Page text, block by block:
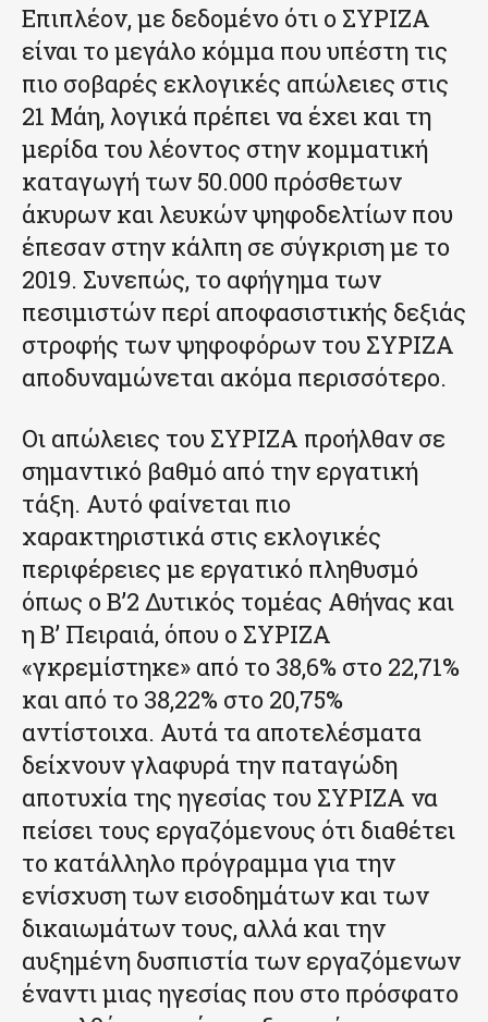
Επιπλέον, με δεδομένο ότι ο ΣΥΡΙΖΑ
είναι το μεγάλο κόμμα που υπέστη τις
πιο σοβαρές εκλογικές απώλειες στις
21 Μάη, λογικά πρέπει να έχει και τη
μερίδα του λέοντος στην κομματική
καταγωγή των 50.000 πρόσθετων
άκυρων και λευκών ψηφοδελτίων που
έπεσαν στην κάλπη σε σύγκριση με το
2019. Συνεπώς, το αφήγημα των
πεσιμιστών περί αποφασιστικής δεξιάς
στροφής των ψηφοφόρων του ΣΥΡΙΖΑ
αποδυναμώνεται ακόμα περισσότερο.
Οι απώλειες του ΣΥΡΙΖΑ προήλθαν σε
σημαντικό βαθμό από την εργατική
τάξη. Αυτό φαίνεται πιο
χαρακτηριστικά στις εκλογικές
περιφέρειες με εργατικό πληθυσμό
όπως ο Β’2 Δυτικός τομέας Αθήνας και
η Β’ Πειραιά, όπου ο ΣΥΡΙΖΑ
«γκρεμίστηκε» από το 38,6% στο 22,71%
και από το 38,22% στο 20,75%
αντίστοιχα. Αυτά τα αποτελέσματα
δείχνουν γλαφυρά την παταγώδη
αποτυχία της ηγεσίας του ΣΥΡΙΖΑ να
πείσει τους εργαζόμενους ότι διαθέτει
το κατάλληλο πρόγραμμα για την
ενίσχυση των εισοδημάτων και των
δικαιωμάτων τους, αλλά και την
αυξημένη δυσπιστία των εργαζόμενων
έναντι μιας ηγεσίας που στο πρόσφατο